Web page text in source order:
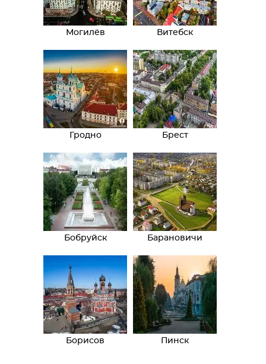
Могилёв Витебск
Гродно Брест
Бобруйск Барановичи
Борисов Пинск